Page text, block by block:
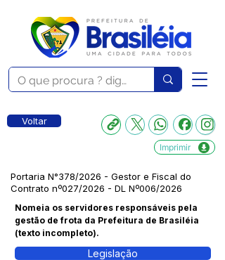
Voltar
Imprimir
Portaria N°378/2026 - Gestor e Fiscal do
Contrato nº027/2026 - DL Nº006/2026
Nomeia os servidores responsáveis pela
gestão de frota da Prefeitura de Brasiléia
(texto incompleto).
Legislação